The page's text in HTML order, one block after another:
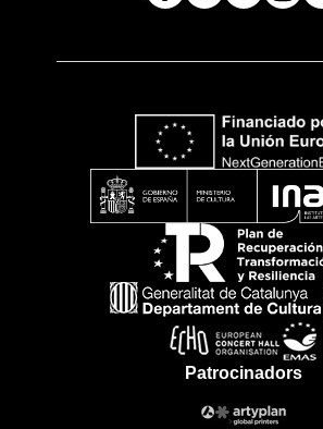
Patrocinadors